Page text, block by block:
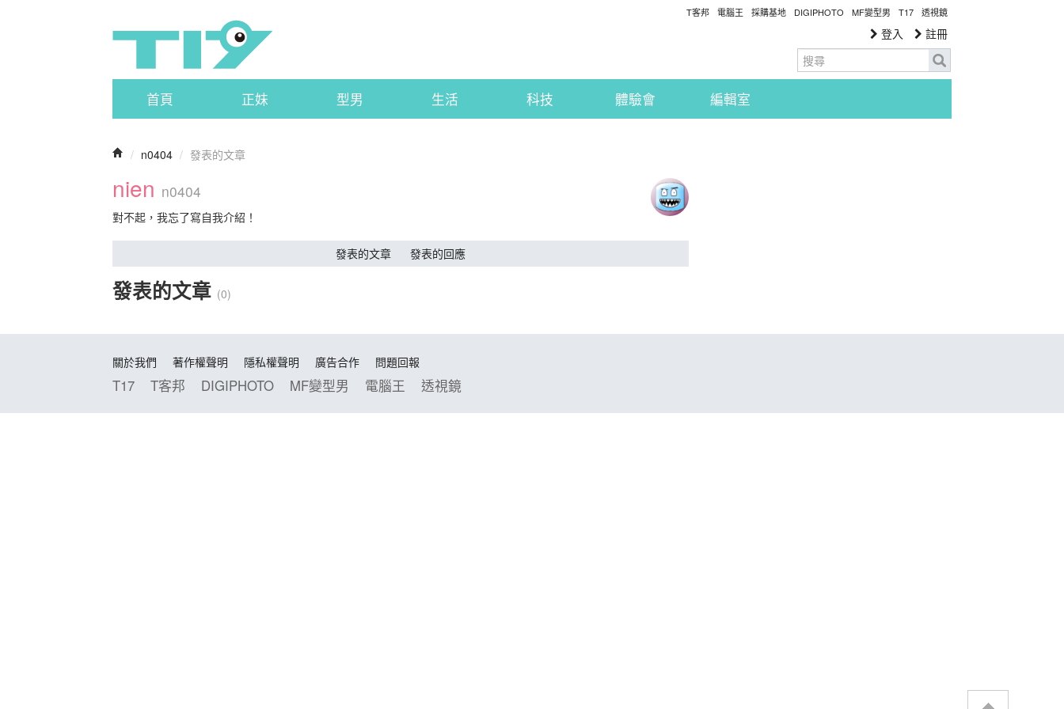
T客邦 電腦王 採購基地 DIGIPHOTO MF變型男 T17 透視鏡
登入 註冊
首頁 正妹 型男 生活 科技 體驗會 編輯室
/ n0404 / 發表的文章
nien n0404
對不起，我忘了寫自我介紹！
發表的文章 發表的回應
發表的文章 (0)
關於我們 著作權聲明 隱私權聲明 廣告合作 問題回報
T17 T客邦 DIGIPHOTO MF變型男 電腦王 透視鏡